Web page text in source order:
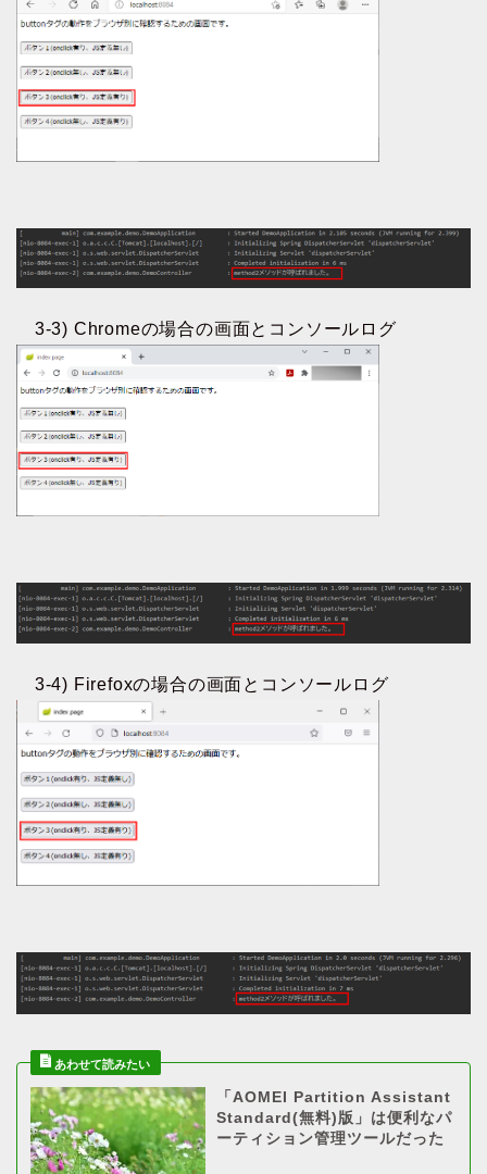
3-3) Chromeの場合の画面とコンソールログ
3-4) Firefoxの場合の画面とコンソールログ
「AOMEI Partition Assistant
Standard(無料)版」は便利なパ
ーティション管理ツールだった